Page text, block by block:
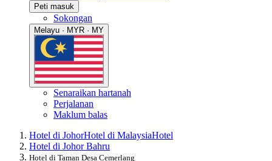
Peti masuk
Sokongan
Melayu · MYR · MY
Senaraikan hartanah
Perjalanan
Maklum balas
Hotel di JohorHotel di MalaysiaHotel
Hotel di Johor Bahru
Hotel di Taman Desa Cemerlang